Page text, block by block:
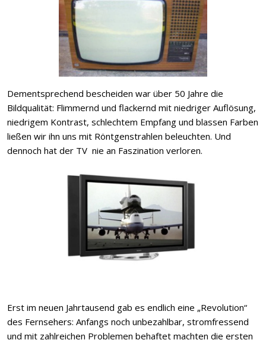
Dementsprechend bescheiden war über 50 Jahre die
Bildqualität: Flimmernd und flackernd mit niedriger Auflösung,
niedrigem Kontrast, schlechtem Empfang und blassen Farben
ließen wir ihn uns mit Röntgenstrahlen beleuchten. Und
dennoch hat der TV nie an Faszination verloren.
Erst im neuen Jahrtausend gab es endlich eine „Revolution“
des Fernsehers: Anfangs noch unbezahlbar, stromfressend
und mit zahlreichen Problemen behaftet machten die ersten